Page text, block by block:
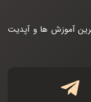
آموزش ها و آپدیت